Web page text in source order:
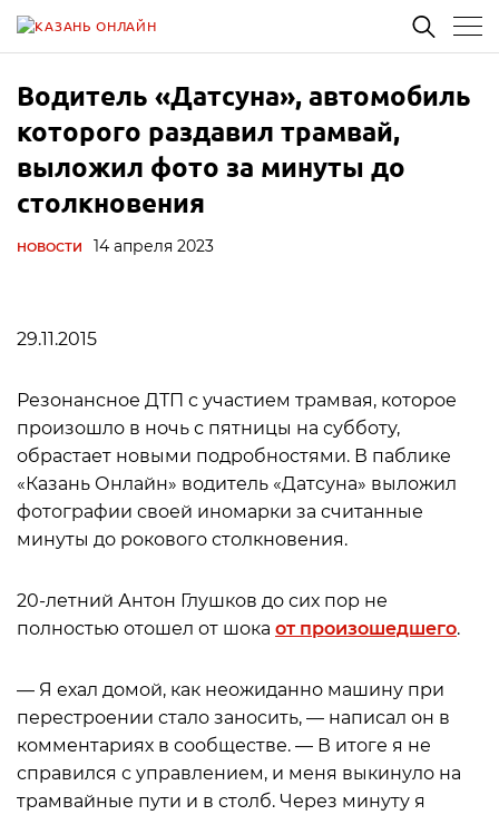
Водитель «Датсуна», автомобиль
которого раздавил трамвай,
выложил фото за минуты до
столкновения
НОВОСТИ 14 апреля 2023
29.11.2015
Резонансное ДТП с участием трамвая, которое
произошло в ночь с пятницы на субботу,
обрастает новыми подробностями. В паблике
«Казань Онлайн» водитель «Датсуна» выложил
фотографии своей иномарки за считанные
минуты до рокового столкновения.
20-летний Антон Глушков до сих пор не
полностью отошел от шока от произошедшего.
— Я ехал домой, как неожиданно машину при
перестроении стало заносить, — написал он в
комментариях в сообществе. — В итоге я не
справился с управлением, и меня выкинуло на
трамвайные пути и в столб. Через минуту я